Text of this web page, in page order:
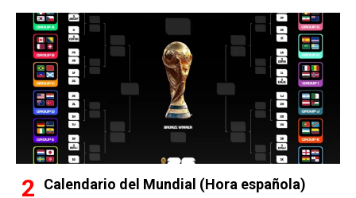
Calendario del Mundial (Hora española)